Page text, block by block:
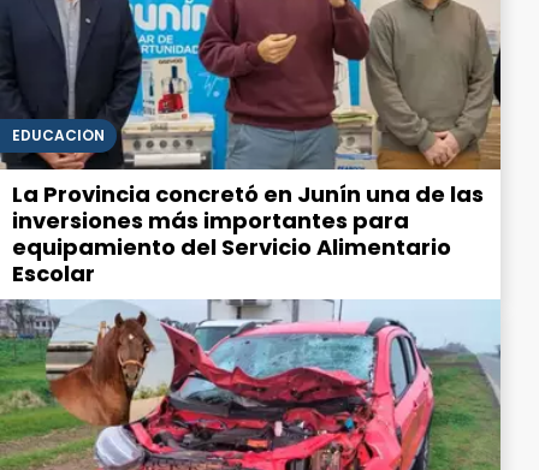
EDUCACIÓN
La Provincia concretó en Junín una de las
inversiones más importantes para
equipamiento del Servicio Alimentario
Escolar